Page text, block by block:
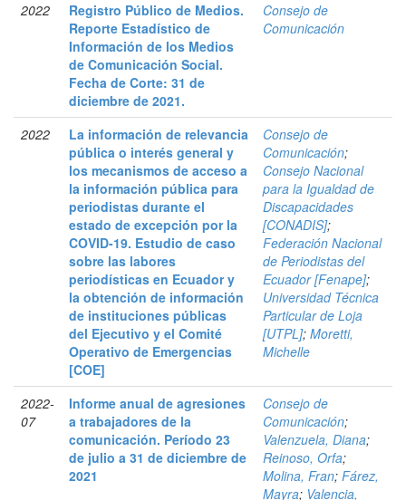
2022
Registro Público de Medios.
Reporte Estadístico de
Información de los Medios
de Comunicación Social.
Fecha de Corte: 31 de
diciembre de 2021.
Consejo de
Comunicación
2022
La información de relevancia
pública o interés general y
los mecanismos de acceso a
la información pública para
periodistas durante el
estado de excepción por la
COVID-19. Estudio de caso
sobre las labores
periodísticas en Ecuador y
la obtención de información
de instituciones públicas
del Ejecutivo y el Comité
Operativo de Emergencias
[COE]
Consejo de
Comunicación;
Consejo Nacional
para la Igualdad de
Discapacidades
[CONADIS];
Federación Nacional
de Periodistas del
Ecuador [Fenape];
Universidad Técnica
Particular de Loja
[UTPL]; Moretti,
Michelle
2022-
07
Informe anual de agresiones
a trabajadores de la
comunicación. Período 23
de julio a 31 de diciembre de
2021
Consejo de
Comunicación;
Valenzuela, Diana;
Reinoso, Orfa;
Molina, Fran; Fárez,
Mayra; Valencia,